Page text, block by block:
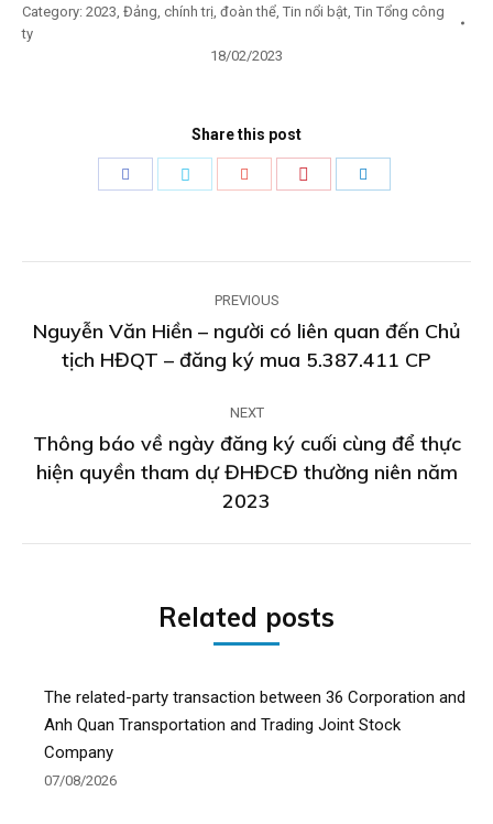
Category: 2023, Đảng, chính trị, đoàn thể, Tin nổi bật, Tin Tổng công
ty
18/02/2023
Share this post
navigation
PREVIOUS
Previous
post:
Nguyễn Văn Hiền – người có liên quan đến Chủ
tịch HĐQT – đăng ký mua 5.387.411 CP
NEXT
Next
post:
Thông báo về ngày đăng ký cuối cùng để thực
hiện quyền tham dự ĐHĐCĐ thường niên năm
2023
Related posts
The related-party transaction between 36 Corporation and
Anh Quan Transportation and Trading Joint Stock
Company
07/08/2026